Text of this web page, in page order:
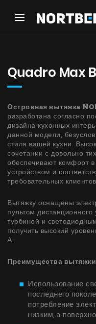
Назад
Вытяжки Островные
Вытяжки
Вытяжки
Вытяжки
Вытяжки
Вытяжки
Вытяжки
Вытяжки
Вытяжки
Аксессуары
Серия Super
Вытяжки с
Nortberg Тихая
Вытяжки с
комнаты
Назад
Quadro Max
Островная вытяжка
разработана согласно
дизайна кухонных
данной модели,
стиля вашей кухни.
сочетании с довольно
обеспечивают комфорт
устройством и
требовательных
Вытяжку оснащены
пультом
турбиной и
получить высокий
А.
Преимущества
Использование
последнего
потребление
низким, а